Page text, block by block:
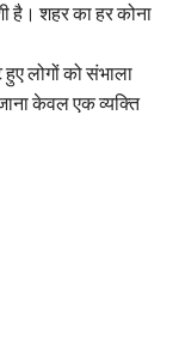
है। शहर का हर कोना
लोगों को संभाला
केवल एक व्यक्ति